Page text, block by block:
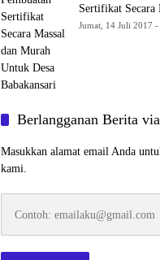
Sertifikat Secara
Untuk Desa
Jumat, 14 Juli 2017
Berlangganan Berita
Masukkan alamat email Anda
kami.
emailaku@gmail.com